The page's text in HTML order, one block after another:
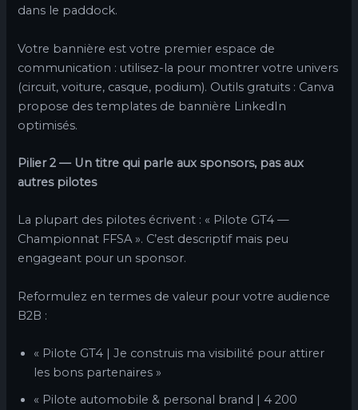
dans le paddock.
Votre bannière est votre premier espace de
communication : utilisez-la pour montrer votre univers
(circuit, voiture, casque, podium). Outils gratuits : Canva
propose des templates de bannière LinkedIn
optimisés.
Pilier 2 — Un titre qui parle aux sponsors, pas aux
autres pilotes
La plupart des pilotes écrivent : « Pilote GT4 —
Championnat FFSA ». C’est descriptif mais peu
engageant pour un sponsor.
Reformulez en termes de valeur pour votre audience
B2B :
« Pilote GT4 | Je construis ma visibilité pour attirer
les bons partenaires »
« Pilote automobile & personal brand | 4 200